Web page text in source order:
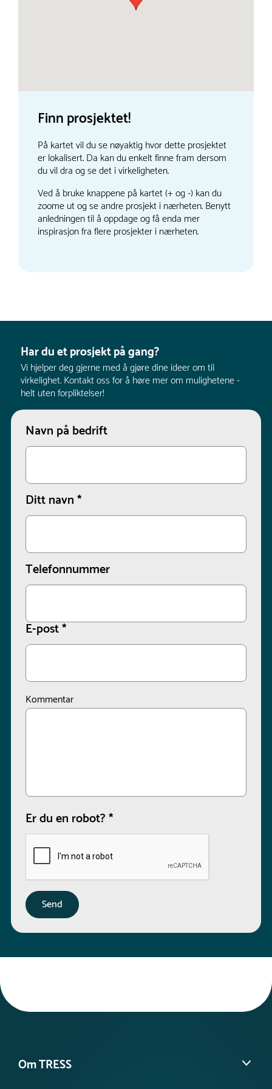
Finn prosjektet!
På kartet vil du se nøyaktig hvor dette prosjektet
er lokalisert. Da kan du enkelt finne fram dersom
du vil dra og se det i virkeligheten.
Ved å bruke knappene på kartet (+ og -) kan du
zoome ut og se andre prosjekt i nærheten. Benytt
anledningen til å oppdage og få enda mer
inspirasjon fra flere prosjekter i nærheten.
Har du et prosjekt på gang?
Vi hjelper deg gjerne med å gjøre dine ideer om til
virkelighet. Kontakt oss for å høre mer om mulighetene -
helt uten forpliktelser!
Navn på bedrift
Ditt navn*
Telefonnummer
E-post*
Kommentar
Er du en robot?*
Om TRESS